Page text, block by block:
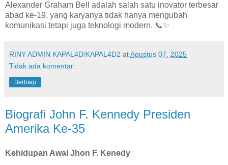
Alexander Graham Bell adalah salah satu inovator terbesar
abad ke-19, yang karyanya tidak hanya mengubah
komunikasi tetapi juga teknologi modern. 📞✨
RINY ADMIN KAPAL4D/KAPAL4D2 atAgustus 07, 2025
Tidak ada komentar:
Berbagi
Biografi John F. Kennedy Presiden
Amerika Ke-35
Kehidupan Awal Jhon F. Kenedy